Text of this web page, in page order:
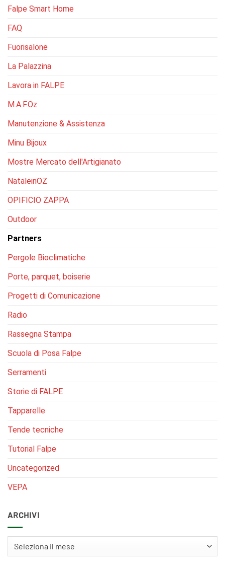
Falpe Smart Home
FAQ
Fuorisalone
La Palazzina
Lavora in FALPE
M.A.F.Oz
Manutenzione & Assistenza
Minu Bijoux
Mostre Mercato dell'Artigianato
NataleinOZ
OPIFICIO ZAPPA
Outdoor
Partners
Pergole Bioclimatiche
Porte, parquet, boiserie
Progetti di Comunicazione
Radio
Rassegna Stampa
Scuola di Posa Falpe
Serramenti
Storie di FALPE
Tapparelle
Tende tecniche
Tutorial Falpe
Uncategorized
VEPA
ARCHIVI